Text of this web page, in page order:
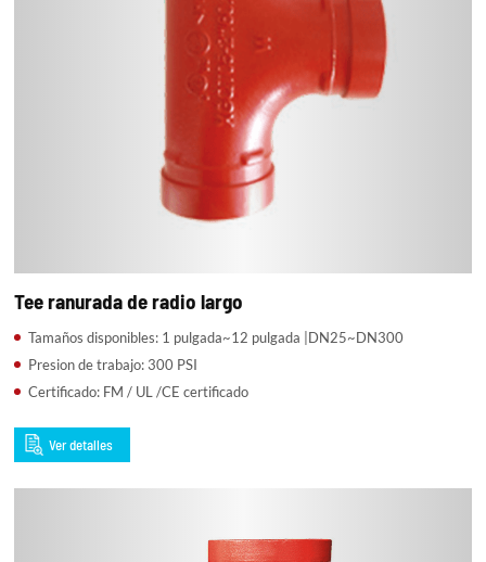
Tee ranurada de radio largo
Tamaños disponibles: 1 pulgada~12 pulgada |DN25~DN300
Presion de trabajo: 300 PSI
Certificado: FM / UL /CE certificado
Ver detalles